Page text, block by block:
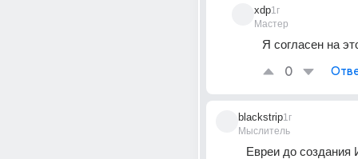
xdp
Мастер
1г
Я согласен на
0
blackstrip
Мыслитель
1г
Евреи до создания